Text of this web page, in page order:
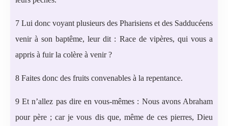
7 Lui donc voyant plusieurs des Pharisiens et des Sadducéens
venir à son baptême, leur dit : Race de vipères, qui vous a
appris à fuir la colère à venir ?
8 Faites donc des fruits convenables à la repentance.
9 Et n’allez pas dire en vous-mêmes : Nous avons Abraham
pour père ; car je vous dis que, même de ces pierres, Dieu